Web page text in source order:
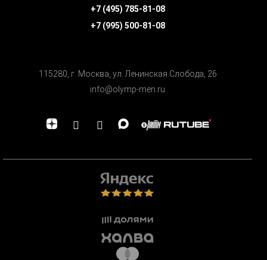
+7 (495) 785-81-08
+7 (995) 500-81-08
115280, г. Москва, ул. Ленинская Cлобода, 26
info@olymp-men.ru